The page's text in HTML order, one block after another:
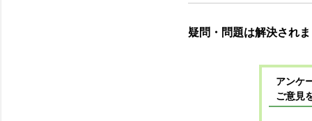
疑問・問題は解決され
アンケ
ご意見